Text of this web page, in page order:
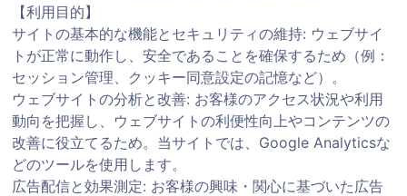
【利用目的】
サイトの基本的な機能とセキュリティの維持: ウェブサイ
トが正常に動作し、安全であることを確保するため（例：
セッション管理、クッキー同意設定の記憶など）。
ウェブサイトの分析と改善: お客様のアクセス状況や利用
動向を把握し、ウェブサイトの利便性向上やコンテンツの
改善に役立てるため。当サイトでは、Google Analyticsな
どのツールを使用します。
広告配信と効果測定: お客様の興味・関心に基づいた広告